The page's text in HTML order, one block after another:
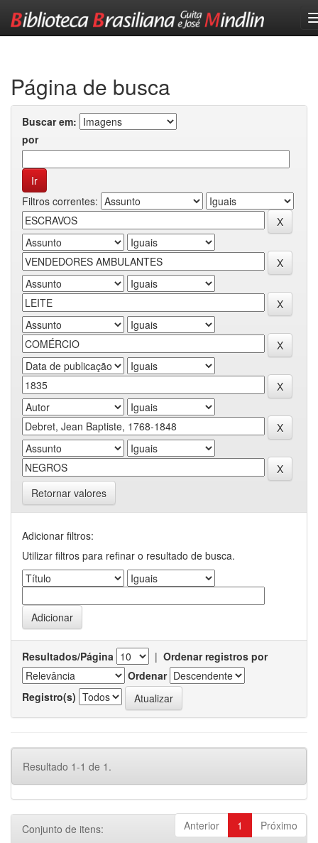
Página de busca
Buscar em:
por
Filtros correntes:
Retornar valores
Adicionar filtros:
Utilizar filtros para refinar o resultado de busca.
Resultados/Página | Ordenar registros por
Ordenar
Registro(s)
Resultado 1-1 de 1.
Anterior 1 Próximo
Conjunto de itens: